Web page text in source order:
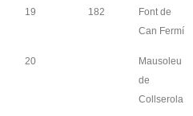
19 182
Font de
Can Fermí
20
Mausoleu
de
Collserola